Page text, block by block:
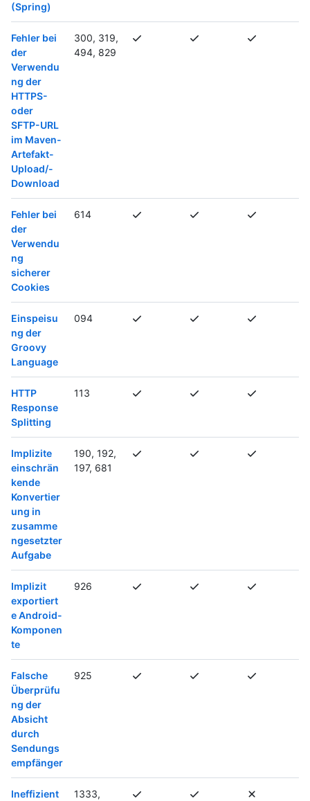
(Spring)
Fehler bei
der
Verwendu
ng der
HTTPS-
oder
SFTP-URL
im Maven-
Artefakt-
Upload/-
Download
300, 319,
494, 829
Fehler bei
der
Verwendu
ng
sicherer
Cookies
614
Einspeisu
ng der
Groovy
Language
094
HTTP
Response
Splitting
113
Implizite
einschrän
kende
Konvertier
ung in
zusamme
ngesetzter
Aufgabe
190, 192,
197, 681
Implizit
exportiert
e Android-
Komponen
te
926
Falsche
Überprüfu
ng der
Absicht
durch
Sendungs
empfänger
925
Ineffizient
1333,